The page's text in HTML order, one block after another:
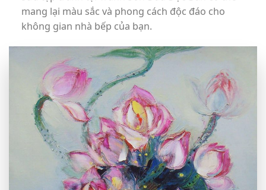
mang lại màu sắc và phong cách độc đáo cho
không gian nhà bếp của bạn.